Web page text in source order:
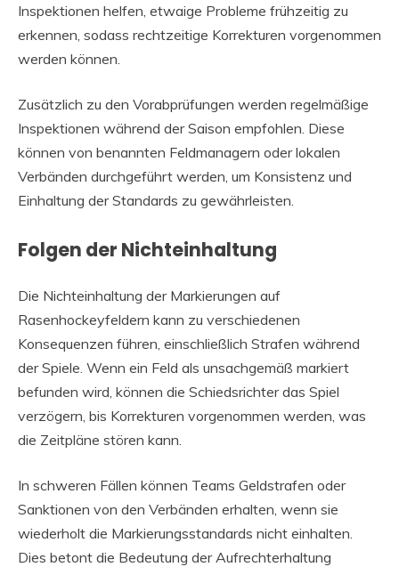
Inspektionen helfen, etwaige Probleme frühzeitig zu
erkennen, sodass rechtzeitige Korrekturen vorgenommen
werden können.
Zusätzlich zu den Vorabprüfungen werden regelmäßige
Inspektionen während der Saison empfohlen. Diese
können von benannten Feldmanagern oder lokalen
Verbänden durchgeführt werden, um Konsistenz und
Einhaltung der Standards zu gewährleisten.
Folgen der Nichteinhaltung
Die Nichteinhaltung der Markierungen auf
Rasenhockeyfeldern kann zu verschiedenen
Konsequenzen führen, einschließlich Strafen während
der Spiele. Wenn ein Feld als unsachgemäß markiert
befunden wird, können die Schiedsrichter das Spiel
verzögern, bis Korrekturen vorgenommen werden, was
die Zeitpläne stören kann.
In schweren Fällen können Teams Geldstrafen oder
Sanktionen von den Verbänden erhalten, wenn sie
wiederholt die Markierungsstandards nicht einhalten.
Dies betont die Bedeutung der Aufrechterhaltung